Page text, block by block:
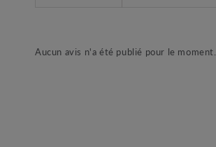
Aucun avis n'a été publié pour le moment.